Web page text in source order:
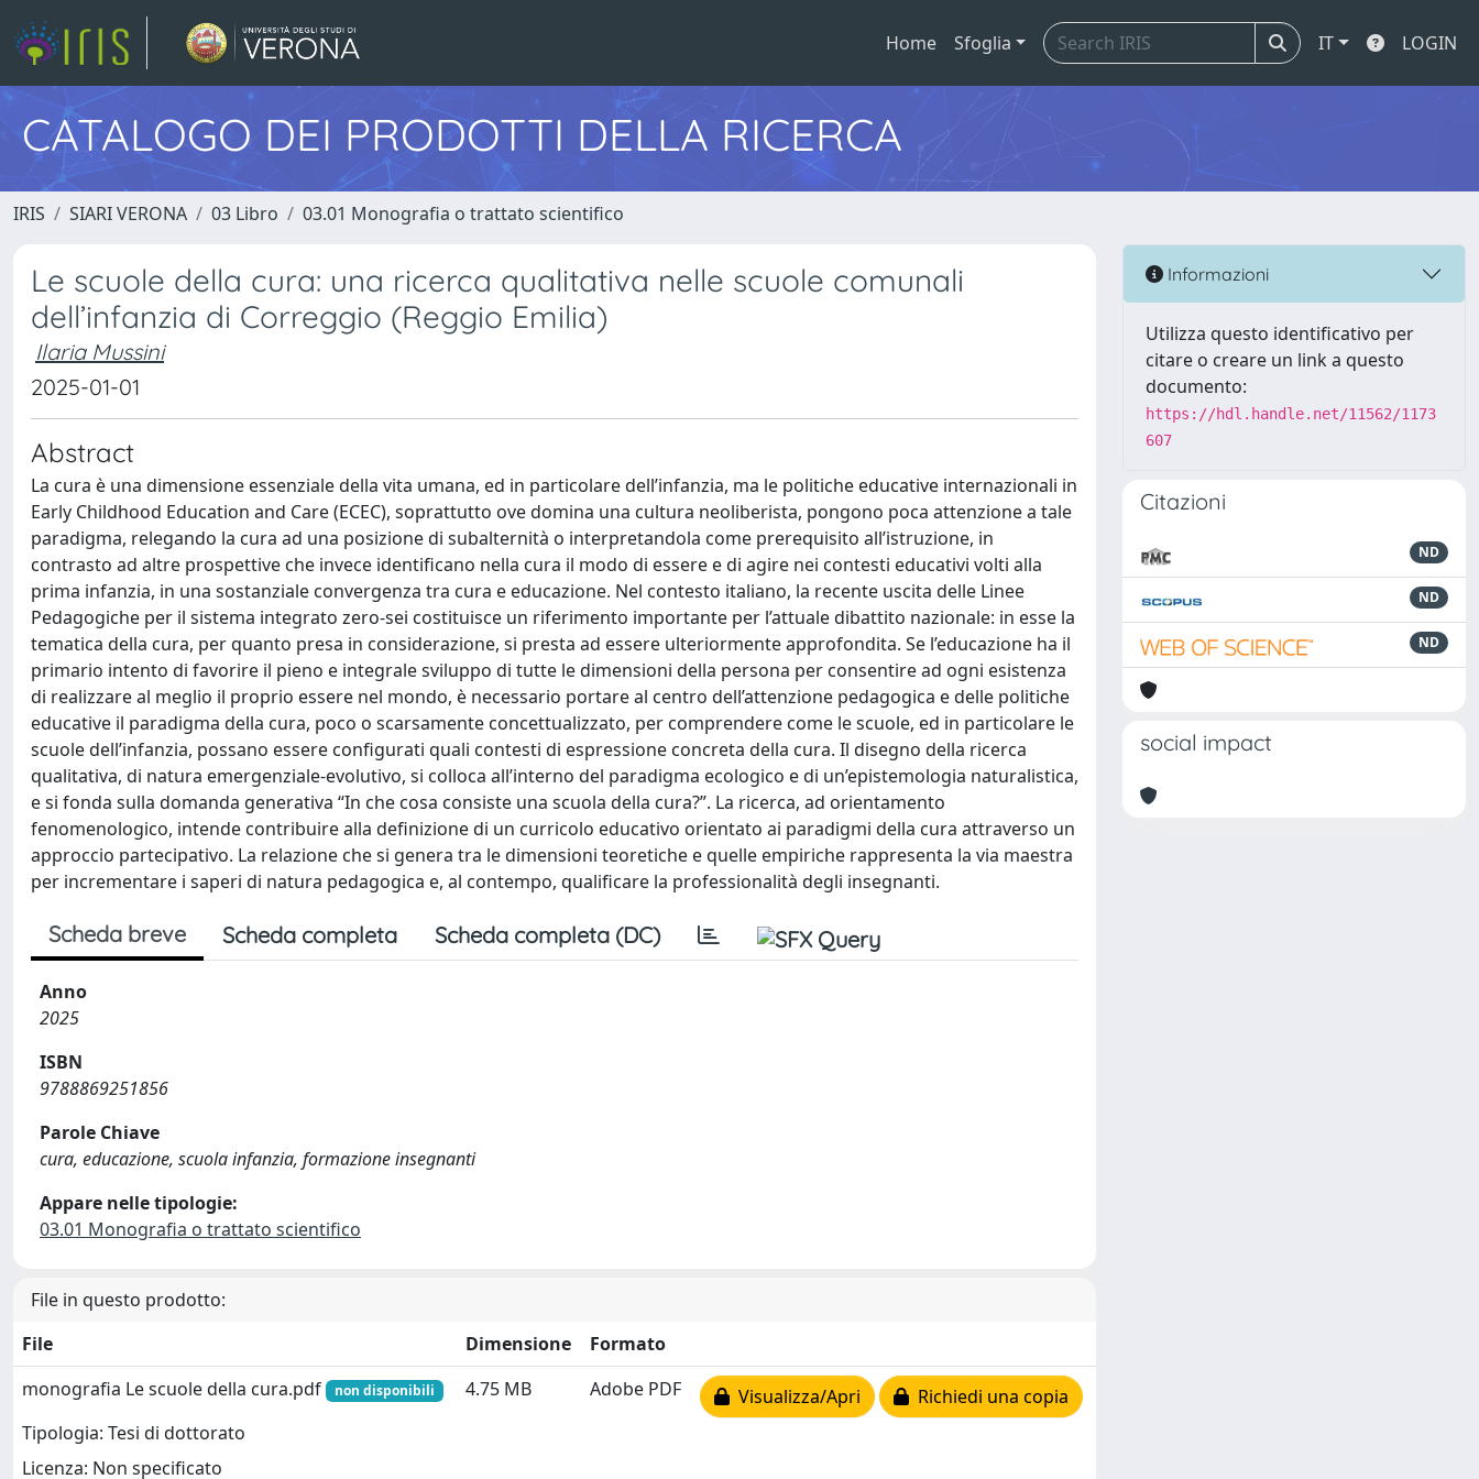
Home Sfoglia IT LOGIN
CATALOGO DEI PRODOTTI DELLA RICERCA
IRIS SIARI VERONA 03 Libro 03.01 Monografia o trattato scientifico
Le scuole della cura: una ricerca qualitativa nelle scuole comunali
dell’infanzia di Correggio (Reggio Emilia)
Ilaria Mussini
2025-01-01
Abstract
La cura è una dimensione essenziale della vita umana, ed in particolare dell’infanzia, ma le politiche educative internazionali in
Early Childhood Education and Care (ECEC), soprattutto ove domina una cultura neoliberista, pongono poca attenzione a tale
paradigma, relegando la cura ad una posizione di subalternità o interpretandola come prerequisito all’istruzione, in
contrasto ad altre prospettive che invece identificano nella cura il modo di essere e di agire nei contesti educativi volti alla
prima infanzia, in una sostanziale convergenza tra cura e educazione. Nel contesto italiano, la recente uscita delle Linee
Pedagogiche per il sistema integrato zero-sei costituisce un riferimento importante per l’attuale dibattito nazionale: in esse la
tematica della cura, per quanto presa in considerazione, si presta ad essere ulteriormente approfondita. Se l’educazione ha il
primario intento di favorire il pieno e integrale sviluppo di tutte le dimensioni della persona per consentire ad ogni esistenza
di realizzare al meglio il proprio essere nel mondo, è necessario portare al centro dell’attenzione pedagogica e delle politiche
educative il paradigma della cura, poco o scarsamente concettualizzato, per comprendere come le scuole, ed in particolare le
scuole dell’infanzia, possano essere configurati quali contesti di espressione concreta della cura. Il disegno della ricerca
qualitativa, di natura emergenziale-evolutivo, si colloca all’interno del paradigma ecologico e di un’epistemologia naturalistica,
e si fonda sulla domanda generativa “In che cosa consiste una scuola della cura?”. La ricerca, ad orientamento
fenomenologico, intende contribuire alla definizione di un curricolo educativo orientato ai paradigmi della cura attraverso un
approccio partecipativo. La relazione che si genera tra le dimensioni teoretiche e quelle empiriche rappresenta la via maestra
per incrementare i saperi di natura pedagogica e, al contempo, qualificare la professionalità degli insegnanti.
Scheda breve Scheda completa Scheda completa (DC)
Anno
2025
ISBN
9788869251856
Parole Chiave
cura, educazione, scuola infanzia, formazione insegnanti
Appare nelle tipologie:
03.01 Monografia o trattato scientifico
File in questo prodotto:
File
Dimensione
Formato
monografia Le scuole della cura.pdf
non disponibili
Tipologia: Tesi di dottorato
Licenza: Non specificato
4.75 MB Adobe PDF Visualizza/Apri Richiedi una copia
Informazioni
Utilizza questo identificativo per
citare o creare un link a questo
documento:
https://hdl.handle.net/11562/1173
607
Citazioni
ND
ND
ND
social impact